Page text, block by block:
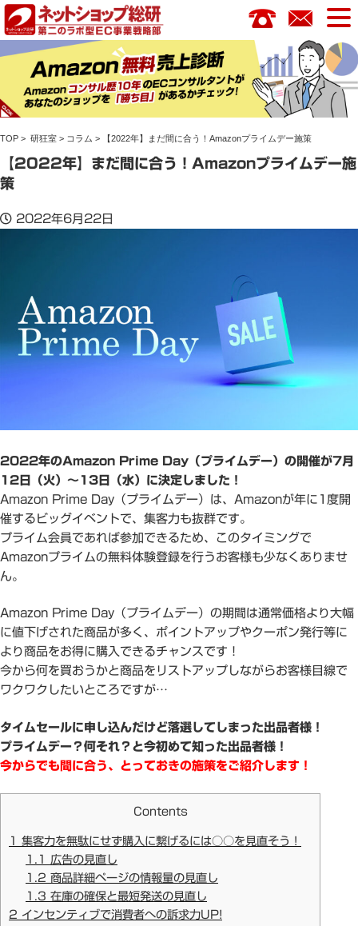
コ
ン
へ
キ
ッ
プ
TOP > 研狂室 > コラム > 【2022年】まだ間に合う！Amazonプライムデー施策
【2022年】まだ間に合う！Amazonプライムデー施
策
2022年6月22日
2022年のAmazon Prime Day（プライムデー）の開催が7月
12日（火）～13日（水）に決定しました！
Amazon Prime Day（プライムデー）は、Amazonが年に1度開
催するビッグイベントで、集客力も抜群です。
プライム会員であれば参加できるため、このタイミングで
Amazonプライムの無料体験登録を行うお客様も少なくありませ
ん。
Amazon Prime Day（プライムデー）の期間は通常価格より大幅
に値下げされた商品が多く、ポイントアップやクーポン発行等に
より商品をお得に購入できるチャンスです！
今から何を買おうかと商品をリストアップしながらお客様目線で
ワクワクしたいところですが…
タイムセールに申し込んだけど落選してしまった出品者様！
プライムデー？何それ？と今初めて知った出品者様！
今からでも間に合う、とっておきの施策をご紹介します！
Contents
1
集客力を無駄にせず購入に繋げるには○○を見直そう！
1.1
広告の見直し
1.2 商品詳細ページの情報量の見直し
1.3 在庫の確保と最短発送の見直し
2 インセンティブで消費者への訴求力UP!